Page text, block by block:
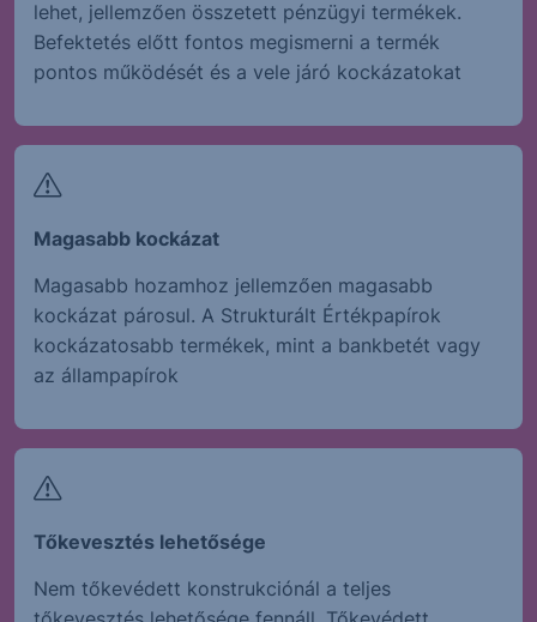
lehet, jellemzően összetett pénzügyi termékek.
Befektetés előtt fontos megismerni a termék
pontos működését és a vele járó kockázatokat
Magasabb kockázat
Magasabb hozamhoz jellemzően magasabb
kockázat párosul. A Strukturált Értékpapírok
kockázatosabb termékek, mint a bankbetét vagy
az állampapírok
Tőkevesztés lehetősége
Nem tőkevédett konstrukciónál a teljes